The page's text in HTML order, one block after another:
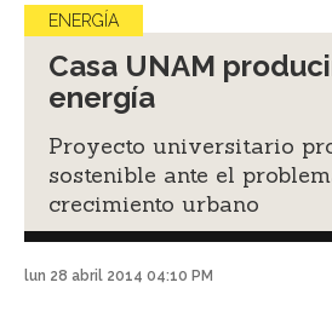
ENERGÍA
Casa UNAM
energía
Proyecto universitario
sostenible ante el
crecimiento urbano
lun 28 abril 2014 04:10 PM